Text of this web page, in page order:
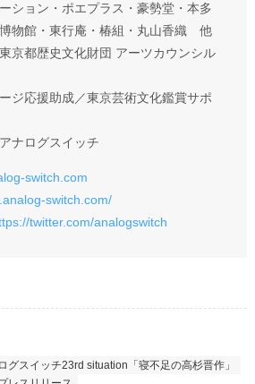
ション・ポエプラス・豪勢堂・本多
物館・東行庵・椿組・丸山香織 他
京都歴史文化財団 アーツカウンシル
ジ応援助成／東京芸術文化鑑賞サポ
ナログスイッチ
switch.com
switch.com/
twitter.com/analogswitch
グスイッチ23rd situation「寝不足の高杉晋作」